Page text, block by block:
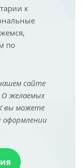
к
по
сайте
О желаемых
вы можете